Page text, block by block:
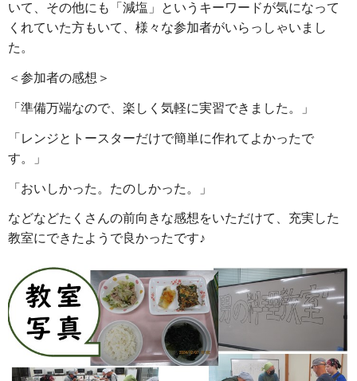
いて、その他にも「減塩」というキーワードが気になって
くれていた方もいて、様々な参加者がいらっしゃいまし
た。
＜参加者の感想＞
「準備万端なので、楽しく気軽に実習できました。」
「レンジとトースターだけで簡単に作れてよかったで
す。」
「おいしかった。たのしかった。」
などなどたくさんの前向きな感想をいただけて、充実した
教室にできたようで良かったです♪